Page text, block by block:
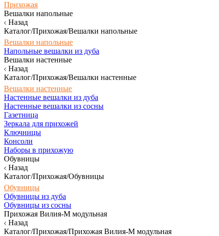
Прихожая
Вешалки напольные
Назад
Каталог/Прихожая/Вешалки напольные
Вешалки напольные
Напольные вешалки из дуба
Вешалки настенные
Назад
Каталог/Прихожая/Вешалки настенные
Вешалки настенные
Настенные вешалки из дуба
Настенные вешалки из сосны
Газетница
Зеркала для прихожей
Ключницы
Консоли
Наборы в прихожую
Обувницы
Назад
Каталог/Прихожая/Обувницы
Обувницы
Обувницы из дуба
Обувницы из сосны
Прихожая Вилия-М модульная
Назад
Каталог/Прихожая/Прихожая Вилия-М модульная